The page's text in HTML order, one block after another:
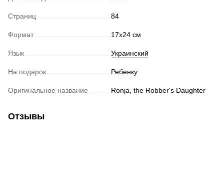
Страниц 84
Формат 17x24 см
Язык Украинский
На подарок Ребенку
Оригинальное название Ronja, the Robber's Daughter
Отзывы